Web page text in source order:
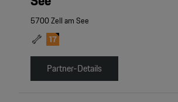
5700 Zell am See
Partner-Details